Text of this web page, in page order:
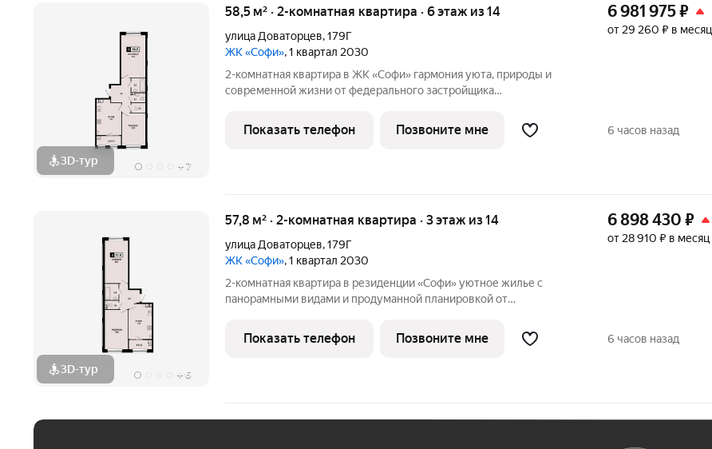
3D-тур + 7
58,5 м² · 2-комнатная квартира · 6 этаж из 14
улица Доваторцев,179Г
ЖК «Софи», 1 квартал 2030
2-комнатная квартира в ЖК «Софи» гармония уюта, природы и
современной жизни от федерального застройщика
планировкой готова к проживанию или инвестированию.
Особенности квартиры: Две отдельные
6 981 975₽
от 29 260 ₽ в месяц
Показать телефон Позвоните мне 6 часов назад
3D-тур + 6
57,8 м² · 2-комнатная квартира · 3 этаж из 14
улица Доваторцев,179Г
ЖК «Софи», 1 квартал 2030
2-комнатная квартира в резиденции «Софи» уютное жилье с
панорамными видами и продуманной планировкой от
для жизни и инвестиций: квартира полностью готова к заселению,
а при желании вы можете
6 898 430 ₽
от 28 910 ₽ в месяц
Показать телефон Позвоните мне 6 часов назад